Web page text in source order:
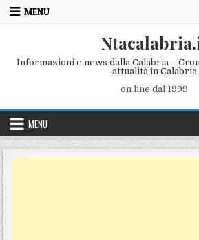
Skip to content
MENU
Informazioni e news dalla Calabria –
attualità in Calabria
on line dal 1999
MENU